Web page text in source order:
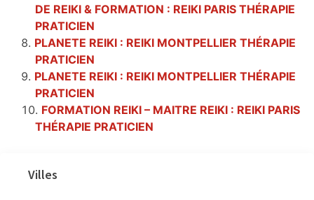
DE REIKI & FORMATION : REIKI PARIS THÉRAPIE
PRATICIEN
PLANETE REIKI : REIKI MONTPELLIER THÉRAPIE
PRATICIEN
PLANETE REIKI : REIKI MONTPELLIER THÉRAPIE
PRATICIEN
FORMATION REIKI – MAITRE REIKI : REIKI PARIS
THÉRAPIE PRATICIEN
Villes